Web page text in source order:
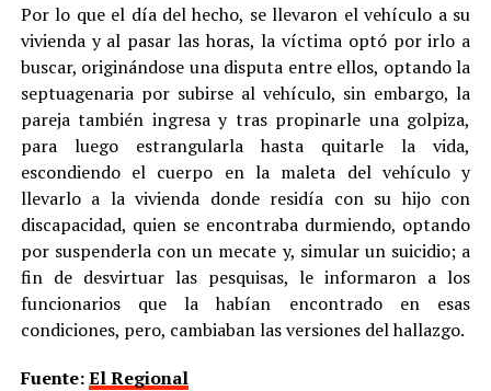
Por lo que el día del hecho, se llevaron el vehículo a su
vivienda y al pasar las horas, la víctima optó por irlo a
buscar, originándose una disputa entre ellos, optando la
septuagenaria por subirse al vehículo, sin embargo, la
pareja también ingresa y tras propinarle una golpiza,
para luego estrangularla hasta quitarle la vida,
escondiendo el cuerpo en la maleta del vehículo y
llevarlo a la vivienda donde residía con su hijo con
discapacidad, quien se encontraba durmiendo, optando
por suspenderla con un mecate y, simular un suicidio; a
fin de desvirtuar las pesquisas, le informaron a los
funcionarios que la habían encontrado en esas
condiciones, pero, cambiaban las versiones del hallazgo.
Fuente:El Regional